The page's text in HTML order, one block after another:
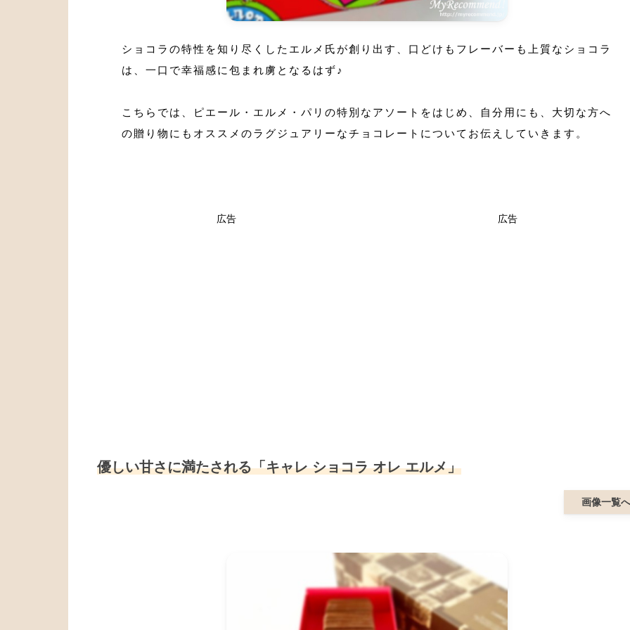
ショコラの特性を知り尽くしたエルメ氏が創り出す、口どけもフレーバーも上質なショコラ
は、一口で幸福感に包まれ虜となるはず♪
こちらでは、ピエール・エルメ・パリの特別なアソートをはじめ、自分用にも、大切な方へ
の贈り物にもオススメのラグジュアリーなチョコレートについてお伝えしていきます。
広告 広告
優しい甘さに満たされる「キャレ ショコラ オレ エルメ」
画像一覧へ